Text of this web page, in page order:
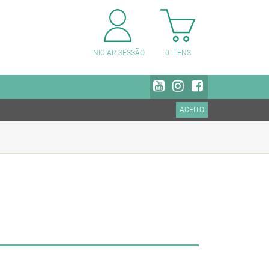
PESQUISAR CATEGORIAS
0 ITENS
INICIAR SESSÃO
ACEITO